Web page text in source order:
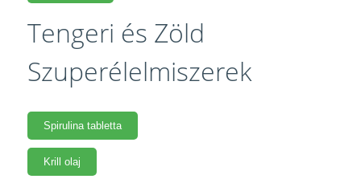
Tengeri és Zöld
Szuperélelmiszerek
Spirulina tabletta
Krill olaj